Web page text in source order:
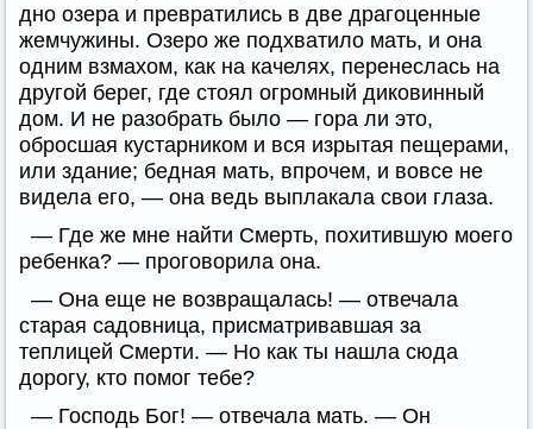
дно озера и превратились в две драгоценные
жемчужины. Озеро же подхватило мать, и она
одним взмахом, как на качелях, перенеслась на
другой берег, где стоял огромный диковинный
дом. И не разобрать было — гора ли это,
обросшая кустарником и вся изрытая пещерами,
или здание; бедная мать, впрочем, и вовсе не
видела его, — она ведь выплакала свои глаза.
— Где же мне найти Смерть, похитившую моего
ребенка? — проговорила она.
— Она еще не возвращалась! — отвечала
старая садовница, присматривавшая за
теплицей Смерти. — Но как ты нашла сюда
дорогу, кто помог тебе?
— Господь Бог! — отвечала мать. — Он